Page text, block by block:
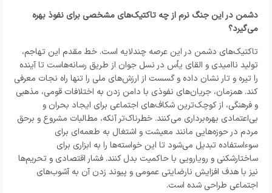
دشمن در این جنگ نرم از چه تاکتیک‌های مشخصی برای نفوذ بهره
می‌گیرد؟
تاکتیک‌های دشمن در این عرصه چندلایه است. خط مقدم این تهاجم،
تولید ناامیدی و القای یأس در نسل جوان از طریق رسانه‌هاست تا آینده
را تیره و تار نشان داده و گسست از ارزش‌های ملی را تنها راه نجات معرفی
کند. همزمان، جریان‌های نفوذی با دامن زدن به اختلافات قومی، مذهبی
و فرهنگی، از کوچک‌ترین شکاف‌های اجتماعی برای ایجاد بحران و
بی‌اعتمادی بهره‌برداری می‌کنند. خطرناک‌تر آنکه، مطالبات مشروع و برحق
مردم در حوزه‌هایی مانند معیشت و اشتغال به طعمه‌ای برای
سوءاستفاده تبدیل می‌شود تا این خواسته‌ها را به ابزاری برای
ساختارشکنی و رویارویی با حاکمیت بدل کنند. فشار اقتصادی و تحریم‌ها
نیز با هدف افزایش نارضایتی عمومی و پیوند زدن آن به آشوب‌های
اجتماعی طراحی شده است.